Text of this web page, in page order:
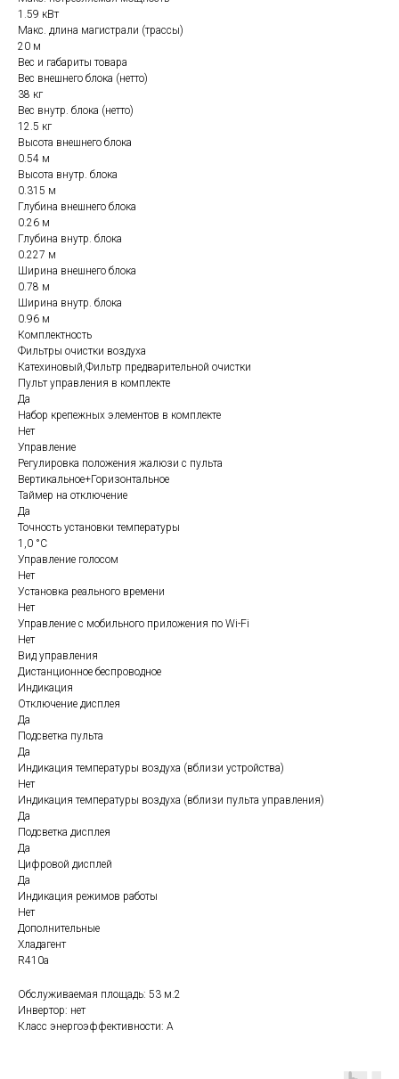
1.59 кВт
Макс. длина магистрали (трассы)
20 м
Вес и габариты товара
Вес внешнего блока (нетто)
38 кг
Вес внутр. блока (нетто)
12.5 кг
Высота внешнего блока
0.54 м
Высота внутр. блока
0.315 м
Глубина внешнего блока
0.26 м
Глубина внутр. блока
0.227 м
Ширина внешнего блока
0.78 м
Ширина внутр. блока
0.96 м
Комплектность
Фильтры очистки воздуха
Катехиновый,Фильтр предварительной очистки
Пульт управления в комплекте
Да
Набор крепежных элементов в комплекте
Нет
Управление
Регулировка положения жалюзи с пульта
Вертикальное+Горизонтальное
Таймер на отключение
Да
Точность установки температуры
1,0 °С
Управление голосом
Нет
Установка реального времени
Нет
Управление c мобильного приложения по Wi-Fi
Нет
Вид управления
Дистанционное беспроводное
Индикация
Отключение дисплея
Да
Подсветка пульта
Да
Индикация температуры воздуха (вблизи устройства)
Нет
Индикация температуры воздуха (вблизи пульта управления)
Да
Подсветка дисплея
Да
Цифровой дисплей
Да
Индикация режимов работы
Нет
Дополнительные
Хладагент
R410a
Обслуживаемая площадь: 53 м.2
Инвертор: нет
Класс энергоэффективности: А